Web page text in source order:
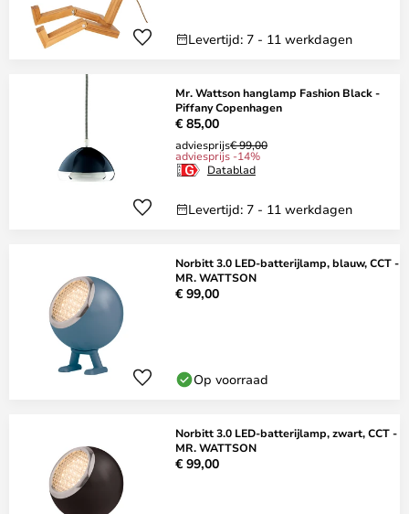
Levertijd: 7 - 11 werkdagen
Mr. Wattson hanglamp Fashion Black -
Piffany Copenhagen
€ 85,00
adviesprijs€ 99,00
adviesprijs -14%
Datablad
Levertijd: 7 - 11 werkdagen
Norbitt 3.0 LED-batterijlamp, blauw, CCT -
MR. WATTSON
€ 99,00
Op voorraad
Norbitt 3.0 LED-batterijlamp, zwart, CCT -
MR. WATTSON
€ 99,00